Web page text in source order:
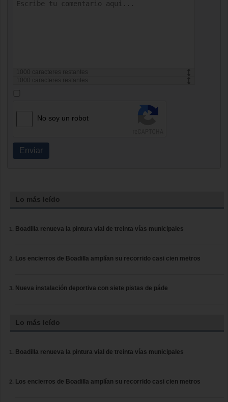
caracteres restantes
caracteres restantes
No soy un robot
Enviar
Lo más leído
Boadilla renueva la pintura vial de treinta vías municipales
Los encierros de Boadilla amplían su recorrido casi cien metros
Nueva instalación deportiva con siete pistas de páde
Lo más leído
Boadilla renueva la pintura vial de treinta vías municipales
Los encierros de Boadilla amplían su recorrido casi cien metros